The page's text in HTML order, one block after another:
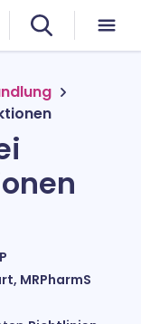
MRPharmS